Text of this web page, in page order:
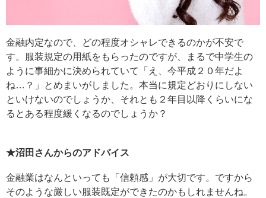
金融内定なので、どの程度オシャレできるのかが不安で
す。服装規定の用紙をもらったのですが、まるで中学生の
ように事細かに決められていて「え、今平成２０年だよ
ね…？」とめまいがしました。本当に規定どおりにしない
といけないのでしょうか、それとも２年目以降くらいにな
るとある程度緩くなるのでしょうか？
★沼田さんからのアドバイス
金融業はなんといっても「信頼感」が大切です。ですから
そのような厳しい服装既定ができたのかもしれませんね。